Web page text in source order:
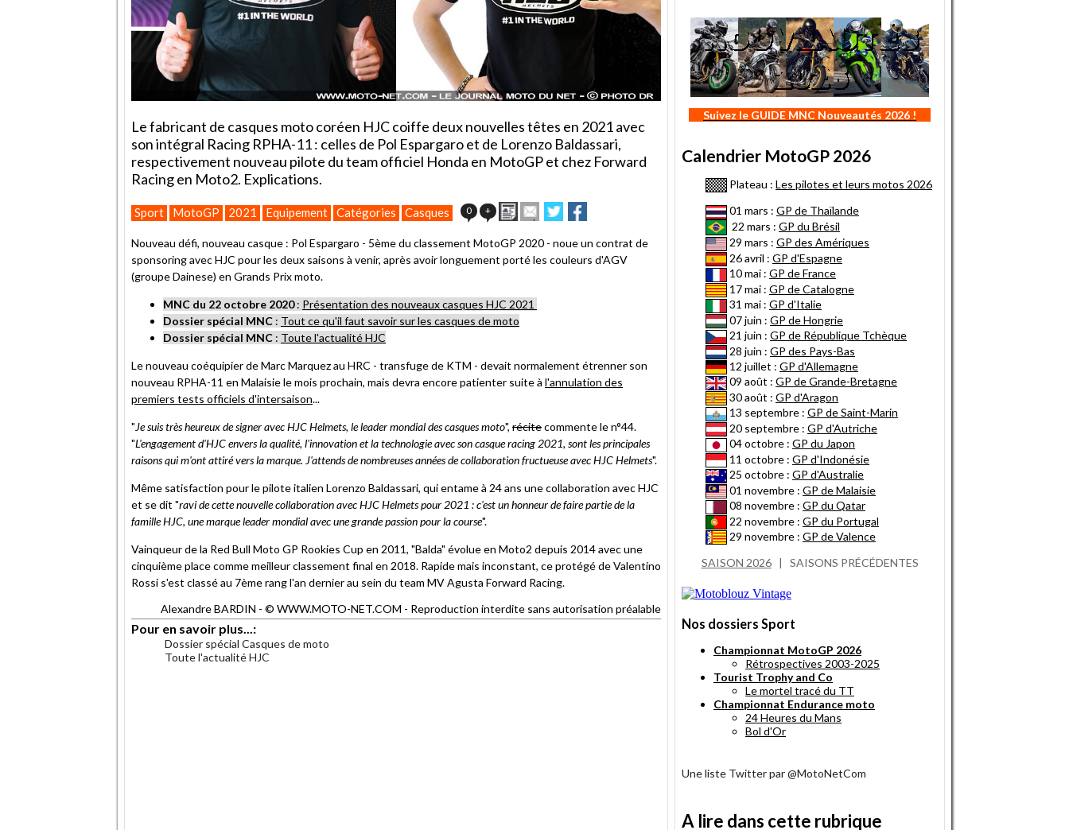
Le fabricant de casques moto coréen HJC coiffe deux nouvelles têtes en 2021 avec
son intégral Racing RPHA-11 : celles de Pol Espargaro et de Lorenzo Baldassari,
respectivement nouveau pilote du team officiel Honda en MotoGP et chez Forward
Racing en Moto2. Explications.
Sport MotoGP 2021 Equipement Catégories Casques 0 + ImprimerEnvoyer
cet
à
un
Partager
sur
sur
Nouveau défi, nouveau casque : Pol Espargaro - 5ème du classement MotoGP 2020 - noue un contrat de
sponsoring avec HJC pour les deux saisons à venir, après avoir longuement porté les couleurs d'AGV
(groupe Dainese) en Grands Prix moto.
MNC du 22 octobre 2020: Présentation des nouveaux casques HJC 2021
Dossier spécial MNC : Tout ce qu'il faut savoir sur les casques de moto
Dossier spécial MNC : Toute l'actualité HJC
Le nouveau coéquipier de Marc Marquez au HRC - transfuge de KTM - devait normalement étrenner son
nouveau RPHA-11 en Malaisie le mois prochain, mais devra encore patienter suite à l'annulation des
premiers tests officiels d'intersaison...
"Je suis très heureux de signer avec HJC Helmets, le leader mondial des casques moto", récitecommente le n°44.
"L'engagement d'HJC envers la qualité, l'innovation et la technologie avec son casque racing 2021, sont les principales
raisons qui m'ont attiré vers la marque. J'attends de nombreuses années de collaboration fructueuse avec HJC Helmets".
Même satisfaction pour le pilote italien Lorenzo Baldassari, qui entame à 24 ans une collaboration avec HJC
et se dit "ravi de cette nouvelle collaboration avec HJC Helmets pour 2021 : c'est un honneur de faire partie de la
famille HJC, une marque leader mondial avec une grande passion pour la course".
Vainqueur de la Red Bull Moto GP Rookies Cup en 2011, "Balda" évolue en Moto2 depuis 2014 avec une
cinquième place comme meilleur classement final en 2018. Rapide mais inconstant, ce protégé de Valentino
Rossi s'est classé au 7ème rang l'an dernier au sein du team MV Agusta Forward Racing.
Alexandre BARDIN - © WWW.MOTO-NET.COM - Reproduction interdite sans autorisation préalable
Pour en savoir plus...:
Dossier spécial Casques de moto
Toute l'actualité HJC
Suivez le GUIDE MNC Nouveautés 2026 !
Calendrier MotoGP 2026
Plateau : Les pilotes et leurs motos 2026
01 mars : GP de Thaïlande
22 mars : GP du Brésil
29 mars : GP des Amériques
26 avril : GP d'Espagne
10 mai : GP de France
17 mai : GP de Catalogne
31 mai : GP d'Italie
07 juin : GP de Hongrie
21 juin : GP de République Tchèque
28 juin : GP des Pays-Bas
12 juillet : GP d'Allemagne
09 août : GP de Grande-Bretagne
30 août : GP d'Aragon
13 septembre : GP de Saint-Marin
20 septembre : GP d'Autriche
04 octobre : GP du Japon
11 octobre : GP d'Indonésie
25 octobre : GP d'Australie
01 novembre : GP de Malaisie
08 novembre : GP du Qatar
22 novembre : GP du Portugal
29 novembre : GP de Valence
SAISON 2026| SAISONS PRÉCÉDENTES
Nos dossiers Sport
Championnat MotoGP 2026
Rétrospectives 2003-2025
Tourist Trophy and Co
Le mortel tracé du TT
Championnat Endurance moto
24 Heures du Mans
Bol d'Or
Une liste Twitter par @MotoNetCom
A lire dans cette rubrique